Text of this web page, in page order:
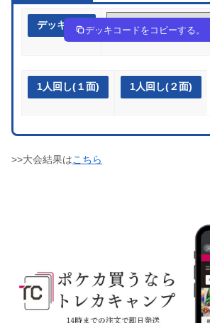
デッキ作成 pUR2yy-OSwdHB-pMXpyX
デッキコードをコピーする。
1人回し(１面) 1人回し(２面)
>>大会結果はこちら